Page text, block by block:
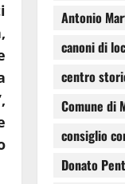
Antonio
canoni di
centro
Comune di
consiglio
Donato